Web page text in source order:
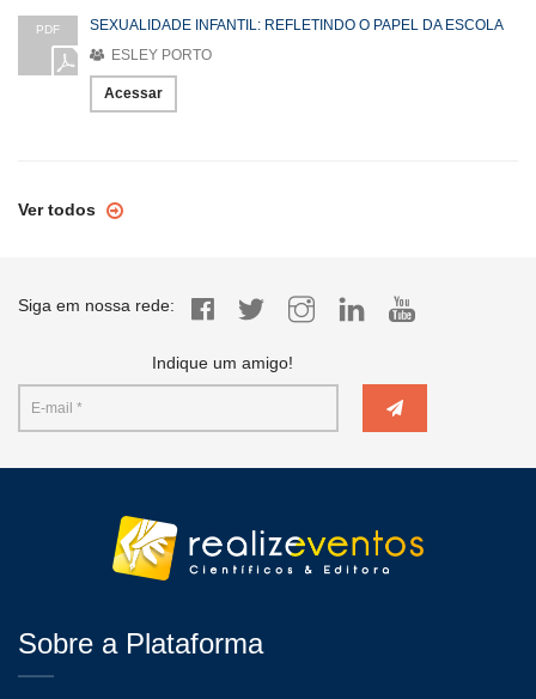
PDF
SEXUALIDADE INFANTIL: REFLETINDO O PAPEL DA ESCOLA
ESLEY PORTO
Acessar
Ver todos
Siga em nossa rede:
Indique um amigo!
Sobre a Plataforma